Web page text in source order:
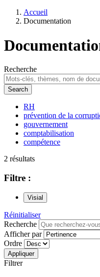
Accueil
Documentation
Recherche
RH
prévention de la
gouvernement
comptabilisation
compétence
2 résultats
Filtre :
Visial
Réinitialiser
Recherche
Afficher par
Ordre
Filtrer